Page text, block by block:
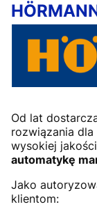
Od lat
rozwiązania
wysokiej jakości
automatykę
Jako
klientom: